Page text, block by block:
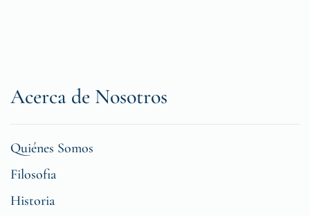
Acerca de Nosotros
Quiénes Somos
Filosofia
Historia